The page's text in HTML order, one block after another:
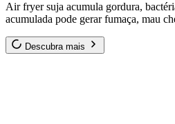
Air fryer suja acumula gordura,
acumulada pode gerar fumaça, mau
Descubra mais